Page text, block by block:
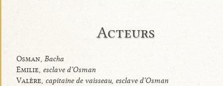
Acteurs
Osman, Bacha
Émilie, esclave d’Osman
Valère, capitaine de vaisseau, esclave d’Osman